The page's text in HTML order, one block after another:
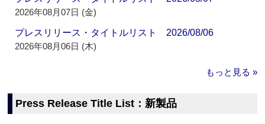
2026年08月07日 (金)
プレスリリース・タイトルリスト 2026/08/06
2026年08月06日 (木)
もっと見る »
Press Release Title List：新製品